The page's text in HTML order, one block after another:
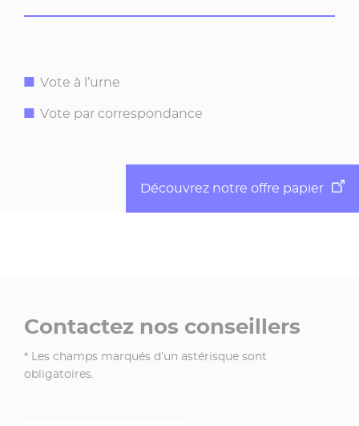
Vote à l’urne
Vote par correspondance
Découvrez notre offre papier
Contactez nos conseillers
* Les champs marqués d’un astérisque sont
obligatoires.